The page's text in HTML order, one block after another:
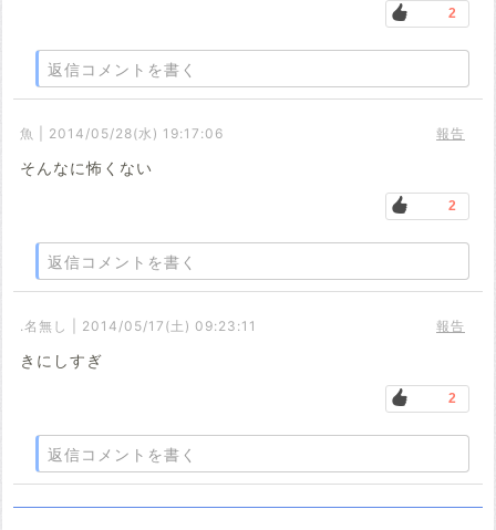
2
返信コメントを書く
魚 | 2014/05/28(水) 19:17:06 報告
そんなに怖くない
2
返信コメントを書く
.名無し | 2014/05/17(土) 09:23:11 報告
きにしすぎ
2
返信コメントを書く